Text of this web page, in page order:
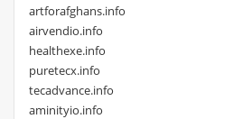
artforafghans.info
airvendio.info
healthexe.info
puretecx.info
tecadvance.info
aminityio.info